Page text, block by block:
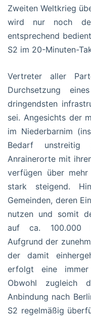
Zweiten Weltkrieg
wird nur noch
entsprechend
S2 im 20-Minuten-
Vertreter aller
Durchsetzung
dringendsten
sei. Angesichts der
im Niederbarnim
Bedarf unstreitig
Anrainerorte mit
verfügen über mehr
stark steigend.
Gemeinden, deren
nutzen und somit
auf ca. 100.000
Aufgrund der
der damit
erfolgt eine
Obwohl zugleich
Anbindung nach
S2 regelmäßig